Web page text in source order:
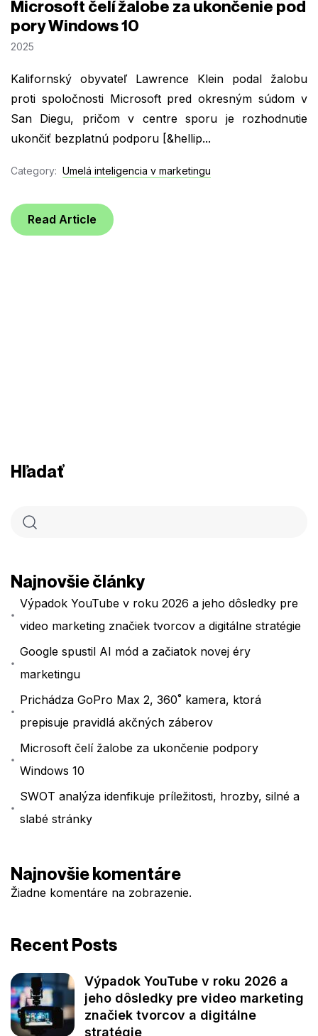
Microsoft čelí žalobe za ukončenie pod
pory Windows 10
2025
Kalifornský obyvateľ Lawrence Klein podal žalobu
proti spoločnosti Microsoft pred okresným súdom v
San Diegu, pričom v centre sporu je rozhodnutie
ukončiť bezplatnú podporu [&hellip...
Category: Umelá inteligencia v marketingu
Read Article
Hľadať
Najnovšie články
Výpadok YouTube v roku 2026 a jeho dôsledky pre
video marketing značiek tvorcov a digitálne stratégie
Google spustil AI mód a začiatok novej éry
marketingu
Prichádza GoPro Max 2, 360˚ kamera, ktorá
prepisuje pravidlá akčných záberov
Microsoft čelí žalobe za ukončenie podpory
Windows 10
SWOT analýza idenfikuje príležitosti, hrozby, silné a
slabé stránky
Najnovšie komentáre
Žiadne komentáre na zobrazenie.
Recent Posts
Výpadok YouTube v roku 2026 a
jeho dôsledky pre video marketing
značiek tvorcov a digitálne
stratégie